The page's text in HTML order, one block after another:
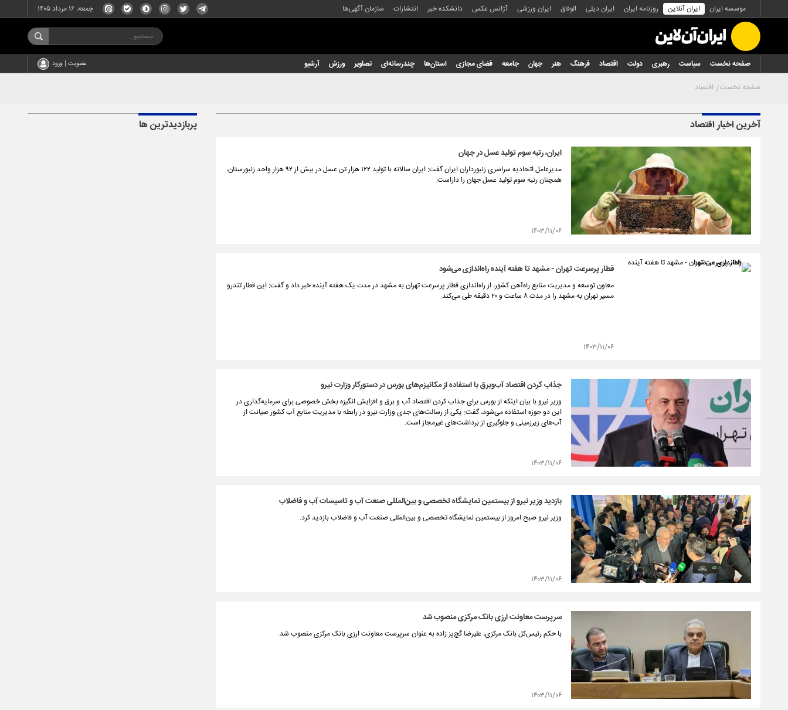
موسسه ایران ایران آنلاین روزنامه ایران ایران دیلی الوفاق ایران ورزشی آژانس عکس دانشکده خبر انتشارات سازمان آگهی‌ها جمعه، ۱۶ مرداد ۱۴۰۵
صفحه نخست سیاست رهبری دولت اقتصاد فرهنگ هنر جهان جامعه فضای مجازی استان‌ها چندرسانه‌ای تصاویر ورزش آرشیو عضویت | ورود
صفحه نخست اقتصاد
آخرین اخبار اقتصاد
ایران، رتبه سوم تولید عسل در جهان
مدیرعامل اتحادیه سراسری زنبورداران ایران گفت: ایران سالانه با تولید ۱۲۲ هزار تن عسل در بیش از ۹۲ هزار واحد زنبورستان،
همچنان رتبه سوم تولید عسل جهان را داراست.
۱۴۰۳/۱۱/۰۶
قطار پرسرعت تهران - مشهد تا هفته آینده راه‌اندازی می‌شود
معاون توسعه و مدیریت منابع راه‌آهن کشور، از راه‌اندازی قطار پرسرعت تهران به مشهد در مدت یک هفته آینده خبر داد و گفت: این قطار تندرو
مسیر تهران به مشهد را در مدت ۸ ساعت و ۲۰ دقیقه طی می‌کند.
۱۴۰۳/۱۱/۰۶
جذاب‌ کردن اقتصاد آب‌و‌برق با استفاده از مکانیزم‌های بورس در دستورکار وزارت نیرو‌
وزیر نیرو با بیان اینکه از بورس برای جذاب کردن اقتصاد آب و برق و افزایش انگیزه بخش خصوصی برای سرمایه‌گذاری در
این دو حوزه استفاده می‌شود، گفت: یکی از رسالت‌های جدی وزارت نیرو در رابطه با مدیریت منابع آب کشور صیانت از
آب‌های زیرزمینی و جلوگیری از برداشت‌های غیرمجاز است.
۱۴۰۳/۱۱/۰۶
بازدید وزیر نیرو از بیستمین نمایشگاه تخصصی و بین‌المللی صنعت آب و تاسیسات آب و فاضلاب
وزیر نیرو صبح امروز از بیستمین نمایشگاه تخصصی و بین‌المللی صنعت آب و فاضلاب بازدید کرد.
۱۴۰۳/۱۱/۰۶
سرپرست معاونت ارزی بانک مرکزی منصوب شد
با حکم رئیس‌کل بانک مرکزی، علیرضا گچ‌پز زاده به عنوان سرپرست معاونت ارزی بانک مرکزی منصوب شد.
۱۴۰۳/۱۱/۰۶
پربازدیدترین ها